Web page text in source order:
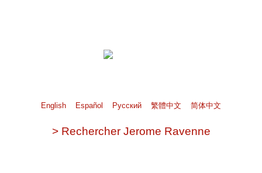
English Español Pусский 繁體中文 简体中文
> Rechercher Jerome Ravenne